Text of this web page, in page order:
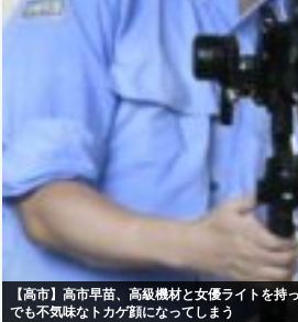
【高市】高市早苗、高級機材と女優ライトを持
でも不気味なトカゲ顔になってしまう